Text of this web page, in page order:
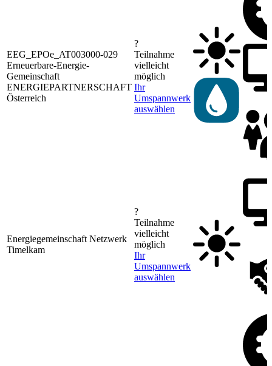
EEG_EPOe_AT003000-029
Erneuerbare-Energie-
Gemeinschaft
ENERGIEPARTNERSCHAFT
Österreich
?
Teilnahme
vielleicht
möglich
Ihr
Umspannwerk
auswählen
Energiegemeinschaft Netzwerk
Timelkam
?
Teilnahme
vielleicht
möglich
Ihr
Umspannwerk
auswählen